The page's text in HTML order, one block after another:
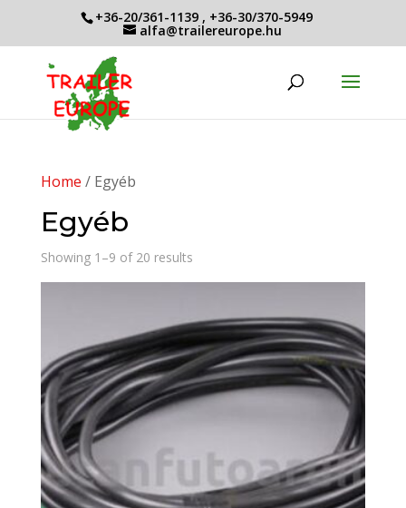
+36-20/361-1139 , +36-30/370-5949
alfa@trailereurope.hu
Home / Egyéb
Egyéb
Showing 1–9 of 20 results